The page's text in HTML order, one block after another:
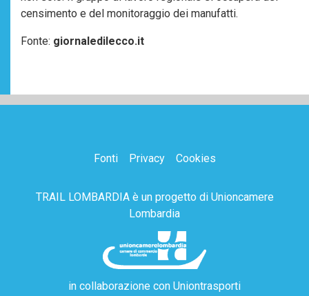
censimento e del monitoraggio dei manufatti.
Fonte: giornaledilecco.it
Fonti Privacy Cookies
TRAIL LOMBARDIA è un progetto di Unioncamere
Lombardia
in collaborazione con Uniontrasporti